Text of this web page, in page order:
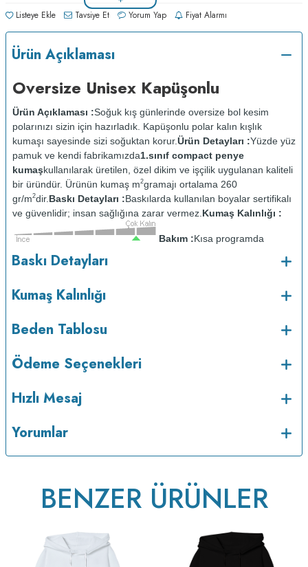
Listeye Ekle Tavsiye Et Yorum Yap Fiyat Alarmı
Ürün Açıklaması
Oversize Unisex Kapüşonlu
Ürün Açıklaması :Soğuk kış günlerinde oversize bol kesim
polarınızı sizin için hazırladık. Kapüşonlu polar kalın kışlık
kumaşı sayesinde sizi soğuktan korur.Ürün Detayları :Yüzde yüz
pamuk ve kendi fabrikamızda1.sınıf compact penye
kumaşkullanılarak üretilen, özel dikim ve işçilik uygulanan kaliteli
bir üründür. Ürünün kumaş m2gramajı ortalama 260
gr/m2dir. Baskı Detayları :Baskılarda kullanılan boyalar sertifikalı
ve güvenlidir; insan sağlığına zarar vermez. Kumaş Kalınlığı :
Bakım :Kısa programda
maksimum 30
C sıcaklıkta ve tersten yıkanır.
yapılmaz.Kurutma makinesinde kurutulmaz.
Orta ısıda ve tersten
v233.25
Baskı Detayları
Kumaş Kalınlığı
Beden Tablosu
Ödeme Seçenekleri
Hızlı Mesaj
Yorumlar
BENZER ÜRÜNLER